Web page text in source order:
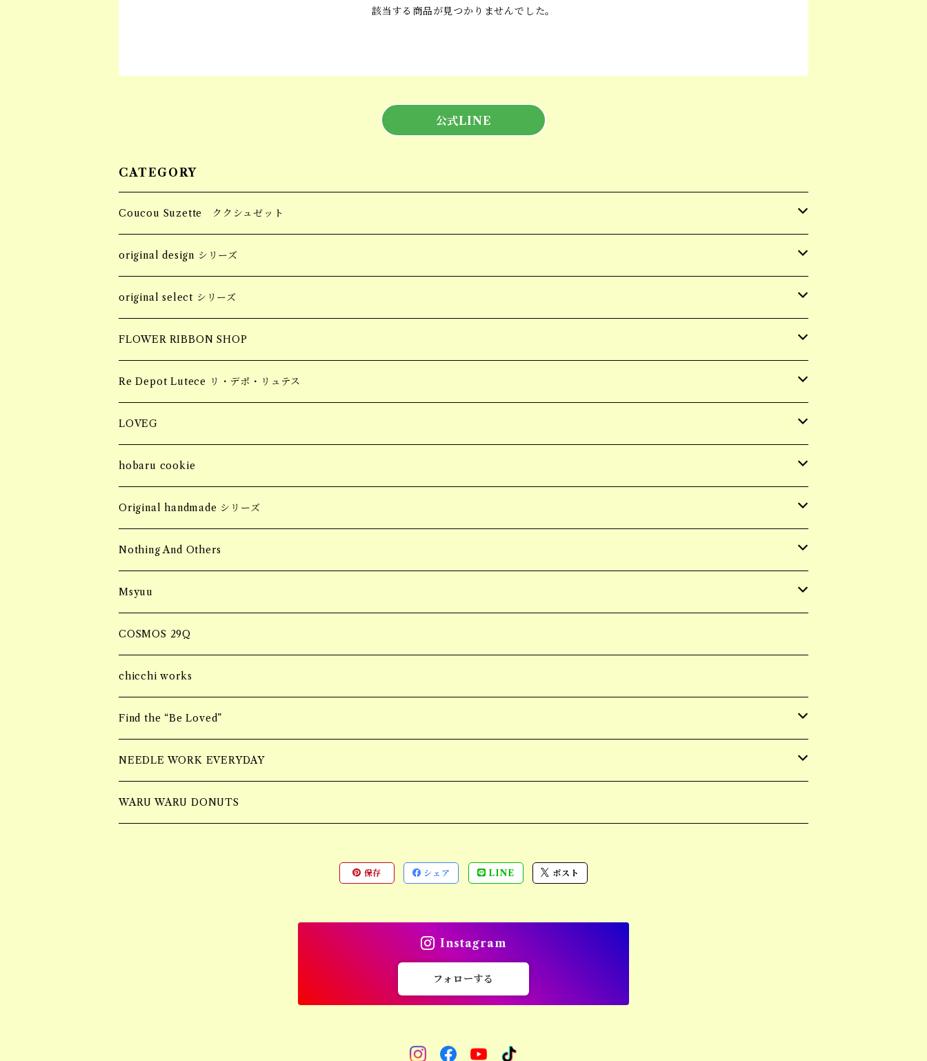
該当する商品が見つかりませんでした。
公式LINE
CATEGORY
Coucou Suzette ククシュゼット
Hair Clip ヘアクリップ
Socks 靴下
Pins ピンバッジ
Hair Claw ヘアクロー
BIG HAIR CLAW 大きいヘアクロー
MINI HAIR CLAW 小さいヘアクロー
Barrette バレッタ
ornament オーナメント
original design シリーズ
accessory
piercing
earring
apparel
tops
souvenir
original select シリーズ
accessory
piercing
earring
bracelet
apparel
tops
bottoms
Candle
Fragrance Pouch
socks
soy meat gift pack
ブロックタイプ
フィレタイプ
FLOWER RIBBON SHOP
お花柄ステッカー
Re Depot Lutece リ・デポ・リュテス
コッドシートBOX
Sサイズ
Mサイズ
コッドシートTRAY
MASK CODE
パーソナルエフェクトBAG
マルシェBAG
ブランケット巾着BAG
ブランケットケースBAG
ニーハイBAG
ショルダーBAG
LOVEG
soy meat gift pack
ブロックタイプ
フィレタイプ
seasonning sauce
HERB & SPICE
hobaru cookie
hobaru アソート
マンゴーグラノーラ
Original handmade シリーズ
Handmade pierce
Nothing And Others
Accessory
Bangle
Bracelet
Msyuu
ring
piercing
Bracelet
Earring
Accessory
COSMOS 29Q
chicchi works
Find the “Be Loved”
wall hangging vase
Mulch Flower Bag
NEEDLE WORK EVERYDAY
tufting bag
WARU WARU DONUTS
保存 シェア LINE ポスト
Instagram
フォローする